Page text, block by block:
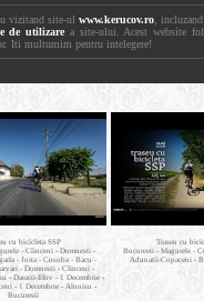
vizitand site-ulwww.kerucov.ro ,
de utilizare a site-ului. Acest website
Iti multumim pentru intelegere!
cu bicicleta SSP
- Clinceni - Domnesti -
- Joita - Cosoba - Bacu -
- Domnesti - Clinceni -
- Darasti-Ilfov - 1 Decembrie -
- 1 Decembrie - Alunisu -
Bucuresti
Traseu cu
Bucuresti - Magurele -
Adunatii-Copaceni -